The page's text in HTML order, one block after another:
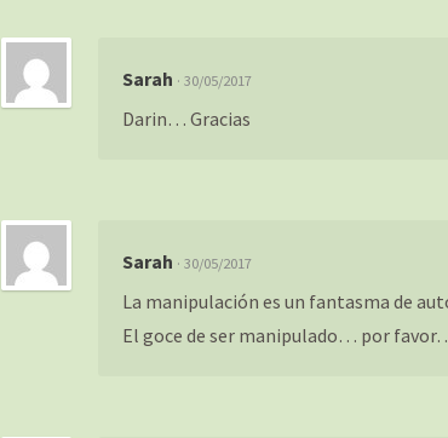
Sarah · 30/05/2017
Darin… Gracias
Sarah · 30/05/2017
La manipulación es un fantasma de
El goce de ser manipulado… por